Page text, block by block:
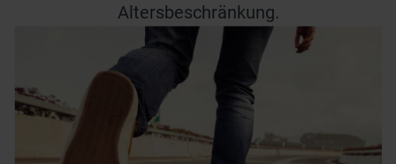
Altersbeschränkung.